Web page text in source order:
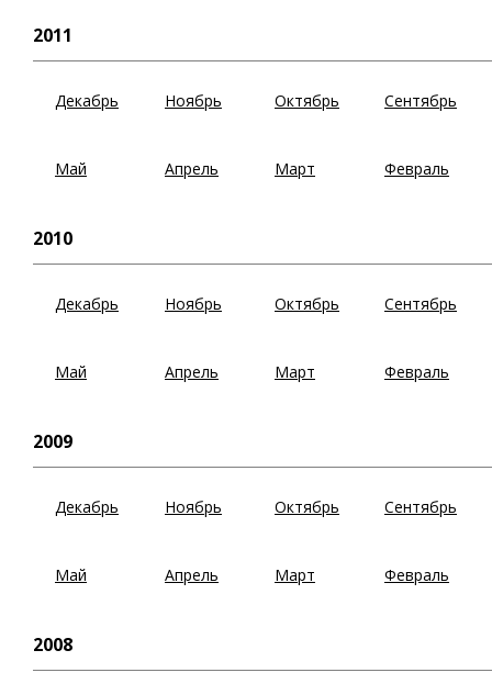
2011
Декабрь Ноябрь Октябрь Сентябрь
Май Апрель Март Февраль
2010
Декабрь Ноябрь Октябрь Сентябрь
Май Апрель Март Февраль
2009
Декабрь Ноябрь Октябрь Сентябрь
Май Апрель Март Февраль
2008